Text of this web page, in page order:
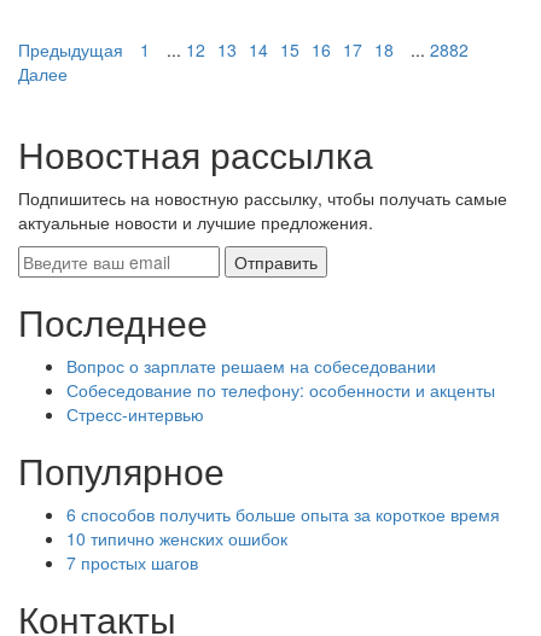
Предыдущая 1 ... 12 13 14 15 16 17 18 ... 2882
Далее
Новостная рассылка
Подпишитесь на новостную рассылку, чтобы получать самые
актуальные новости и лучшие предложения.
Последнее
Вопрос о зарплате решаем на собеседовании
Собеседование по телефону: особенности и акценты
Стресс-интервью
Популярное
6 способов получить больше опыта за короткое время
10 типично женских ошибок
7 простых шагов
Контакты